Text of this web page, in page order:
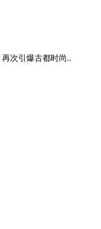
次引爆古都时尚..